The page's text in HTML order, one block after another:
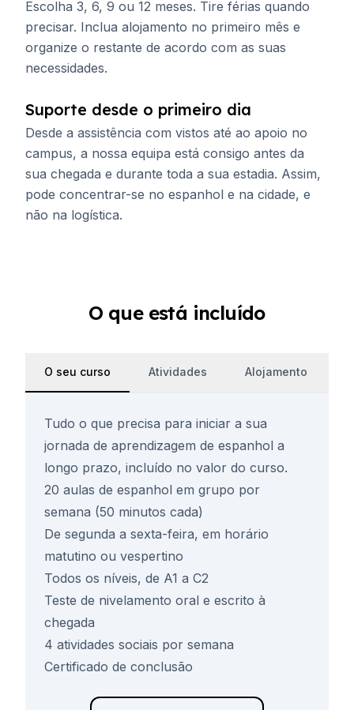
Escolha 3, 6, 9 ou 12 meses. Tire férias quando
precisar. Inclua alojamento no primeiro mês e
organize o restante de acordo com as suas
necessidades.
Suporte desde o primeiro dia
Desde a assistência com vistos até ao apoio no
campus, a nossa equipa está consigo antes da
sua chegada e durante toda a sua estadia. Assim,
pode concentrar-se no espanhol e na cidade, e
não na logística.
O que está incluído
O seu curso Atividades Alojamento
Tudo o que precisa para iniciar a sua
jornada de aprendizagem de espanhol a
longo prazo, incluído no valor do curso.
20 aulas de espanhol em grupo por
semana (50 minutos cada)
De segunda a sexta-feira, em horário
matutino ou vespertino
Todos os níveis, de A1 a C2
Teste de nivelamento oral e escrito à
chegada
4 atividades sociais por semana
Certificado de conclusão